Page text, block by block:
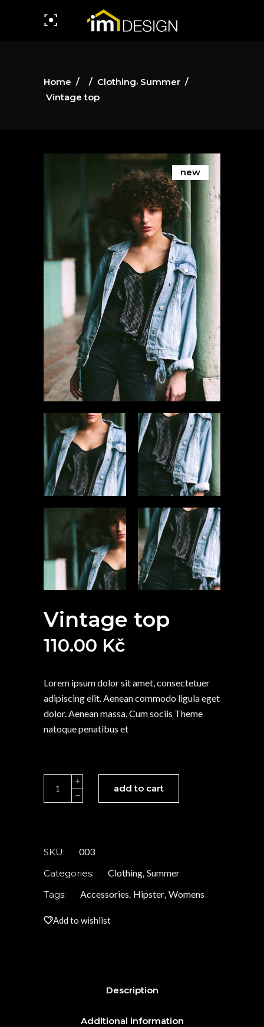
Home / / Clothing, Summer /
Vintage top
new
Vintage top
110.00 Kč
Lorem ipsum dolor sit amet, consectetuer
adipiscing elit. Aenean commodo ligula eget
dolor. Aenean massa. Cum sociis Theme
natoque penatibus et
add to cart
SKU:
003
Categories:
Clothing, Summer
Tags:
Accessories, Hipster, Womens
Add to wishlist
Description
Additional information